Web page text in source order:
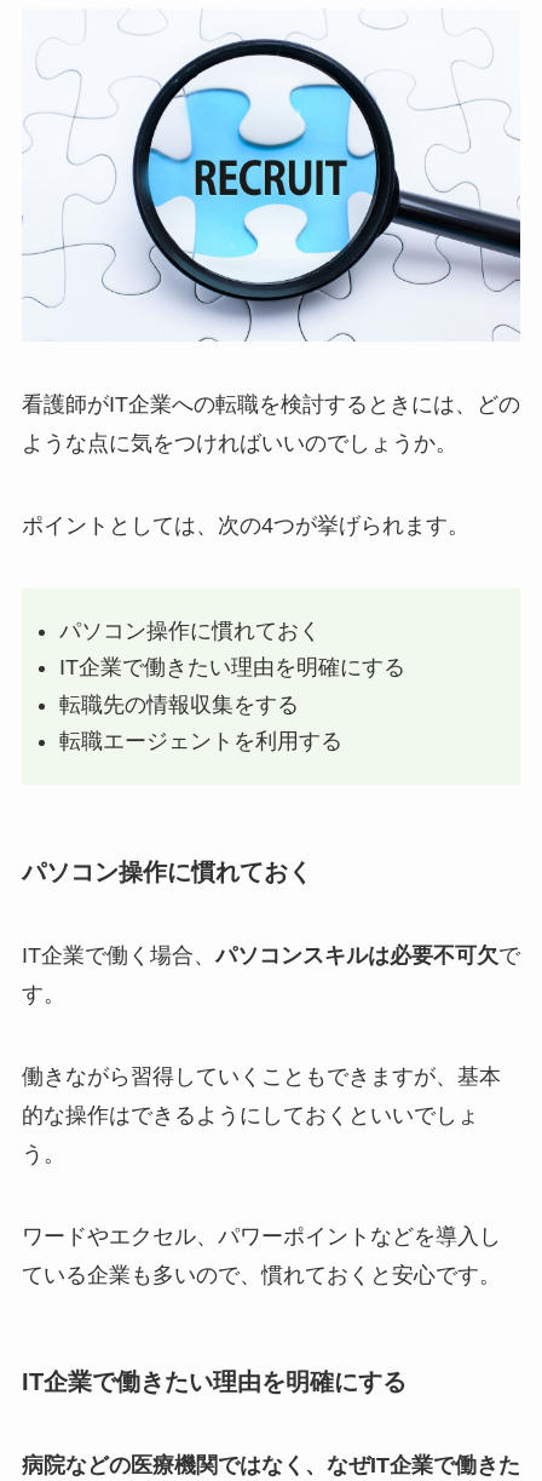
看護師がIT企業への転職を検討するときには、どの
ような点に気をつければいいのでしょうか。
ポイントとしては、次の4つが挙げられます。
パソコン操作に慣れておく
IT企業で働きたい理由を明確にする
転職先の情報収集をする
転職エージェントを利用する
パソコン操作に慣れておく
IT企業で働く場合、パソコンスキルは必要不可欠で
す。
働きながら習得していくこともできますが、基本
的な操作はできるようにしておくといいでしょ
う。
ワードやエクセル、パワーポイントなどを導入し
ている企業も多いので、慣れておくと安心です。
IT企業で働きたい理由を明確にする
病院などの医療機関ではなく、なぜIT企業で働きた